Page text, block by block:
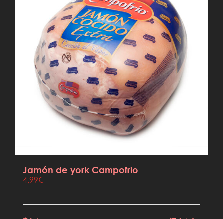
Jamón de york Campofrio
4,99€